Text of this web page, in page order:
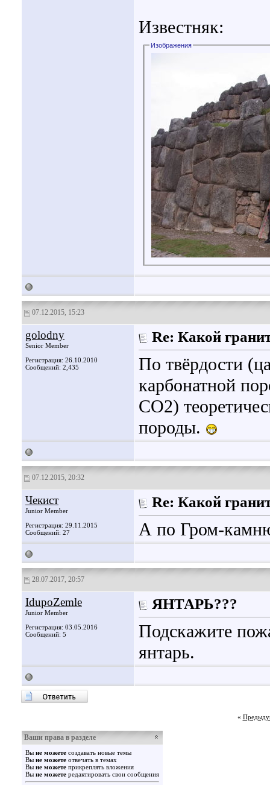
Известняк:
Изображения
07.12.2015, 15:23
golodny
Senior Member
Регистрация: 26.10.2010
Сообщений: 2,435
Re: Какой
По твёрдости
карбонатной
СО2)
породы.
07.12.2015, 20:32
Чекист
Junior Member
Регистрация: 29.11.2015
Сообщений: 27
Re: Какой
А по Гром-
28.07.2017, 20:57
IdupoZemle
Junior Member
Регистрация: 03.05.2016
Сообщений: 5
ЯНТАРЬ???
Подскажите
янтарь.
«
Ваши права в разделе
Вы не можете создавать новые темы
Вы не можете отвечать в темах
Вы не можете прикреплять вложения
Вы не можете редактировать свои сообщения